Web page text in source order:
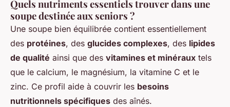
Quels nutriments essentiels trouver dans une
soupe destinée aux seniors ?
Une soupe bien équilibrée contient essentiellement
des protéines, des glucides complexes, des lipides
de qualité ainsi que des vitamines et minéraux tels
que le calcium, le magnésium, la vitamine C et le
zinc. Ce profil aide à couvrir les besoins
nutritionnels spécifiques des aînés.